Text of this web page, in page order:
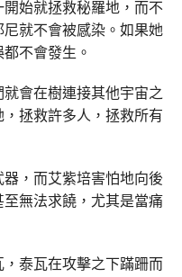
始就拯救秘羅地，而不
就不會被感染。如果她
不會發生。
會在樹連接其他宇宙之
拯救許多人，拯救所有
，而艾紫培害怕地向後
無法求饒，尤其是當痛
泰瓦在攻擊之下蹣跚而